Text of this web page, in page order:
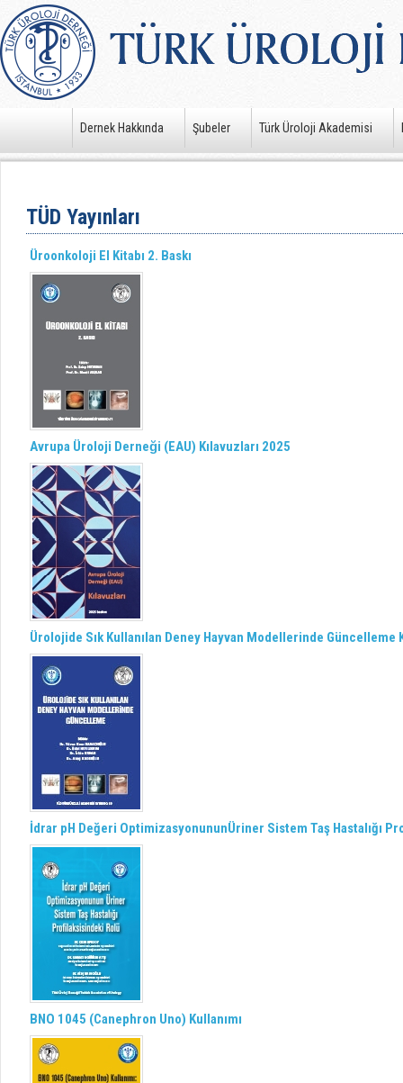
Dernek Hakkında Şubeler Türk Üroloji Akademisi
TÜD Yayınları
Üroonkoloji El Kitabı 2. Baskı
Avrupa Üroloji Derneği (EAU) Kılavuzları 2025
Ürolojide Sık Kullanılan Deney Hayvan Modellerinde Güncelleme
İdrar pH Değeri OptimizasyonununÜriner Sistem Taş Hastalığı
BNO 1045 (Canephron Uno) Kullanımı